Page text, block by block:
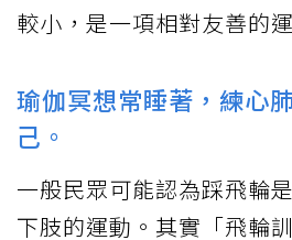
較小，是一項相對友善的
瑜伽冥想常睡著，練心
己。
一般民眾可能認為踩飛輪
下肢的運動。其實「飛輪